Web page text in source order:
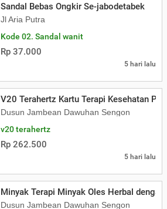
Sandal Bebas Ongkir Se-jabodetabek
Jl Aria Putra
Kode 02. Sandal wanit
Rp 37.000
5 hari lalu
V20 Terahertz Kartu Terapi Kesehatan
Dusun Jambean Dawuhan Sengon
v20 terahertz
Rp 262.500
5 hari lalu
Minyak Terapi Minyak Oles Herbal
Dusun Jambean Dawuhan Sengon